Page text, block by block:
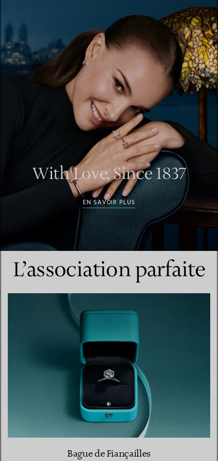
With Love, Since 1837
EN SAVOIR PLUS
L’association parfaite
Bague de Fiançailles